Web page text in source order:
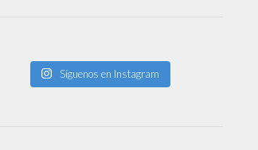
Síguenos en Instagram